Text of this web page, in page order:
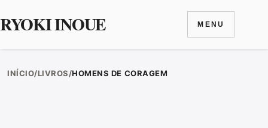
RYOKI INOUE MENU
INÍCIO/LIVROS/HOMENS DE CORAGEM